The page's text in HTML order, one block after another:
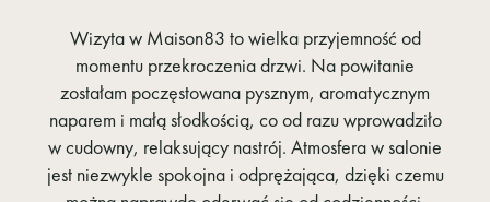
Wizyta w Maison83 to wielka przyjemność od
momentu przekroczenia drzwi. Na powitanie
zostałam poczęstowana pysznym, aromatycznym
naparem i małą słodkością, co od razu wprowadziło
w cudowny, relaksujący nastrój. Atmosfera w salonie
jest niezwykle spokojna i odprężająca, dzięki czemu